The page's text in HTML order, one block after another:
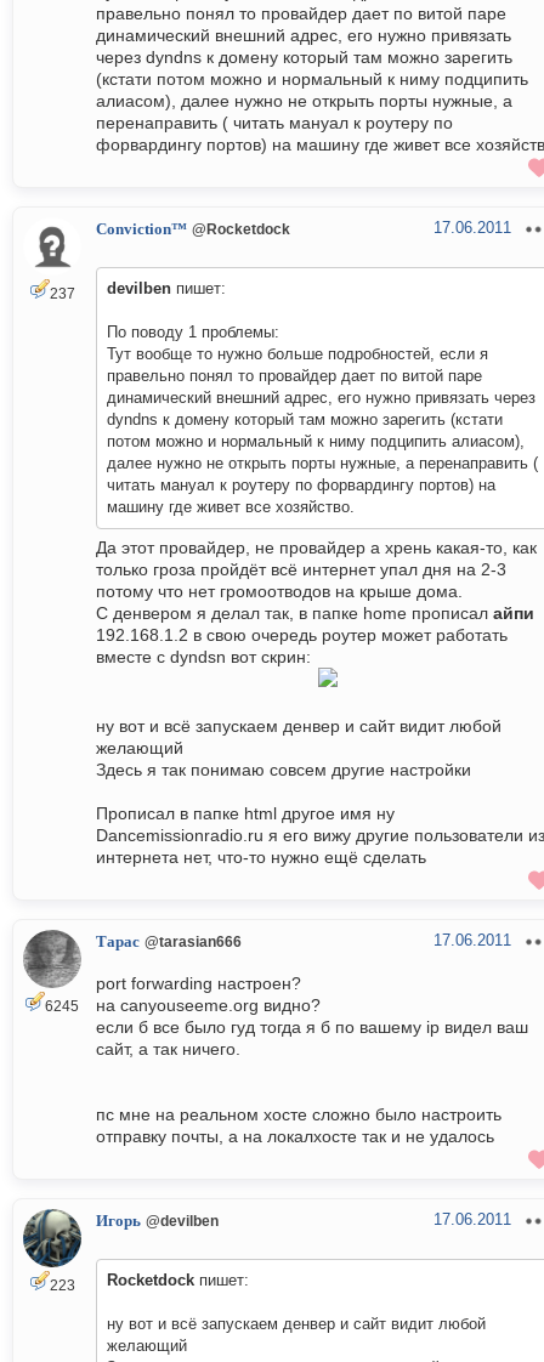
правельно понял то провайдер дает по витой паре
динамический внешний адрес, его нужно привязать
через dyndns к домену который там можно зарегить
(кстати потом можно и нормальный к ниму подципить
алиасом), далее нужно не открыть порты нужные, а
перенаправить ( читать мануал к роутеру по
форвардингу портов) на машину где живет все
237
Conviction™ @Rocketdock 17.06.2011
devilben пишет:
По поводу 1 проблемы:
Тут вообще то нужно больше подробностей, если я
правельно понял то провайдер дает по витой паре
динамический внешний адрес, его нужно привязать через
dyndns к домену который там можно зарегить (кстати
потом можно и нормальный к ниму подципить алиасом),
далее нужно не открыть порты нужные, а перенаправить (
читать мануал к роутеру по форвардингу портов) на
машину где живет все хозяйство.
Да этот провайдер, не провайдер а хрень какая-то, как
только гроза пройдёт всё интернет упал дня на 2-3
потому что нет громоотводов на крыше дома.
С денвером я делал так, в папке home прописал айпи
192.168.1.2 в свою очередь роутер может работать
вместе с dyndsn вот скрин:
ну вот и всё запускаем денвер и сайт видит любой
желающий
Здесь я так понимаю совсем другие настройки
Прописал в папке html другое имя ну
Dancemissionradio.ru я его вижу другие пользователи из
интернета нет, что-то нужно ещё сделать
6245
Тарас @tarasian666 17.06.2011
port forwarding настроен?
на canyouseeme.org видно?
если б все было гуд тогда я б по вашему ip видел ваш
сайт, а так ничего.
пс мне на реальном хосте сложно было настроить
отправку почты, а на локалхосте так и не удалось
223
Игорь @devilben 17.06.2011
Rocketdock пишет:
ну вот и всё запускаем денвер и сайт видит любой
желающий